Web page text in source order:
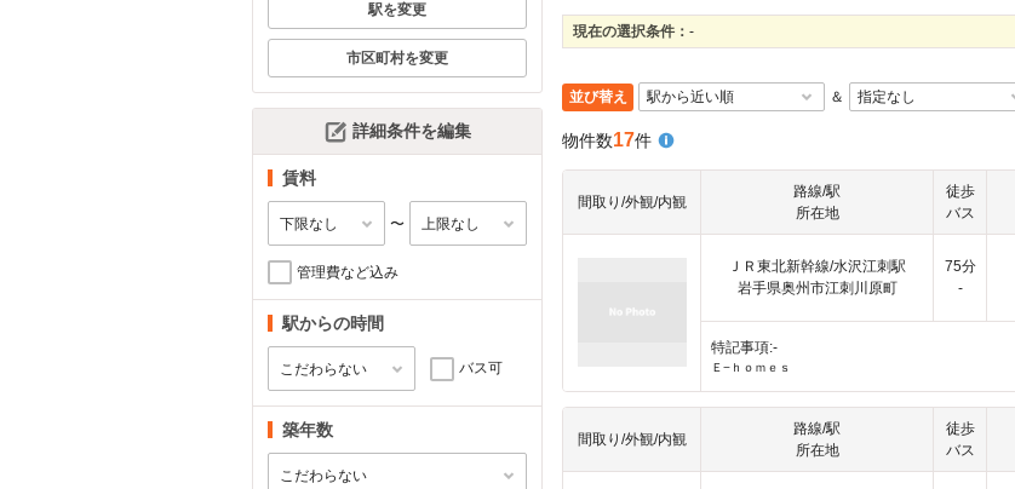
駅を変更
市区町村を変更
詳細条件を編集
賃料
〜
管理費など込み
駅からの時間
バス可
築年数
現在の選択条件： -
並び替え ＆
物件数17件
間取り/外観/内観
路線/駅
所在地
徒歩
バス
ＪＲ東北新幹線/水沢江刺駅
岩手県奥州市江刺川原町
75分
-
特記事項:-
Ｅ−ｈｏｍｅｓ
間取り/外観/内観
路線/駅
所在地
徒歩
バス